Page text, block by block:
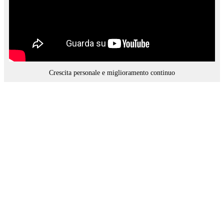
Crescita personale e miglioramento continuo